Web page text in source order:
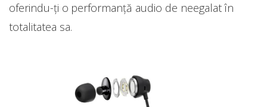
oferindu-ți o performanţă audio de neegalat în
totalitatea sa.